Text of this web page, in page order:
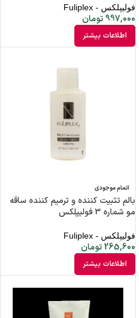
فولیپلکس - Fuliplex
997,000 تومان
اطلاعات بیشتر
اتمام موجودی
بالم تثبیت کننده و ترمیم کننده ساقه
مو شماره ۳ فولیپلکس
فولیپلکس - Fuliplex
265,600 تومان
اطلاعات بیشتر